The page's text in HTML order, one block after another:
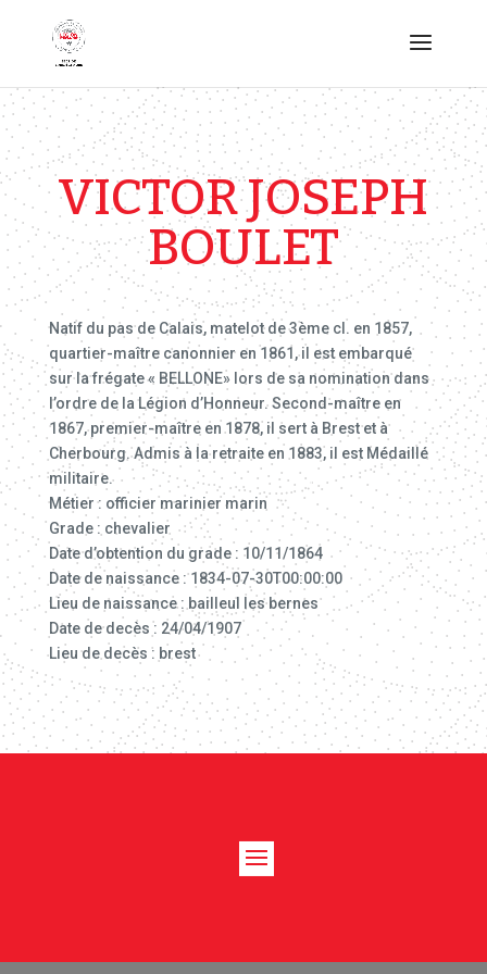
VICTOR JOSEPH
BOULET
Natif du pas de Calais, matelot de 3ème cl. en 1857,
quartier-maître canonnier en 1861, il est embarqué
sur la frégate « BELLONE» lors de sa nomination dans
l’ordre de la Légion d’Honneur. Second-maître en
1867, premier-maître en 1878, il sert à Brest et à
Cherbourg. Admis à la retraite en 1883, il est Médaillé
militaire.
Métier : officier marinier marin
Grade : chevalier
Date d’obtention du grade : 10/11/1864
Date de naissance : 1834-07-30T00:00:00
Lieu de naissance : bailleul les bernes
Date de decès : 24/04/1907
Lieu de decès : brest